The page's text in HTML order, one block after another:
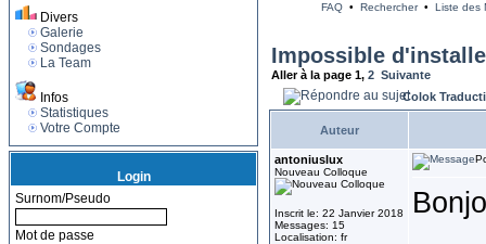
Divers
Galerie
Sondages
La Team
Infos
Statistiques
Votre Compte
Login
Surnom/Pseudo
Mot de passe
FAQ • Rechercher• Liste des
Impossible
Aller à la page 1, 2 Suivante
Colok
Auteur
antoniuslux
Nouveau Colloque
Inscrit le: 22 Janvier 2018
Messages: 15
Localisation: fr